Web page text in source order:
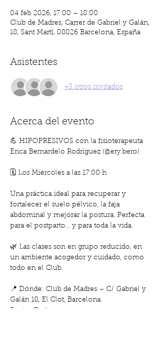
04 feb 2026, 17:00 – 18:00
Club de Madres, Carrer de Gabriel y Galán,
18, Sant Martí, 08026 Barcelona, España
Asistentes
+3 otros invitados
Acerca del evento
💪 HIPOPRESIVOS con la fisioterapeuta
Erica Bernardelo Rodríguez (@ery.bero)
🗓 Los Miércoles a las 17:00 h
Una práctica ideal para recuperar y
fortalecer el suelo pélvico, la faja
abdominal y mejorar la postura. Perfecta
para el postparto… y para toda la vida.
🌿 Las clases son en grupo reducido, en
un ambiente acogedor y cuidado, como
todo en el Club.
📍 Dónde: Club de Madres – C/ Gabriel y
Galán 18, El Clot, Barcelona.
Socias Gratis